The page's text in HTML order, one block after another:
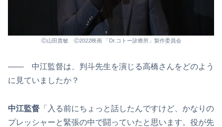
Ⓒ山田貴敏 Ⓒ2022映画 「Dr.コトー診療所」製作委員会
―― 中江監督は、判斗先生を演じる高橋さんをどのよう
に見ていましたか？
中江監督 「入る前にちょっと話したんですけど、かなりの
プレッシャーと緊張の中で闘っていたと思います。役が先